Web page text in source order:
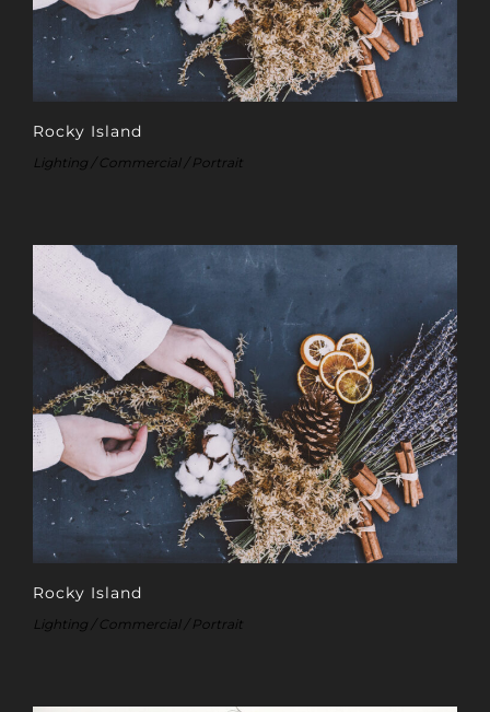
Rocky Island
Lighting / Commercial / Portrait
Rocky Island
Lighting / Commercial / Portrait